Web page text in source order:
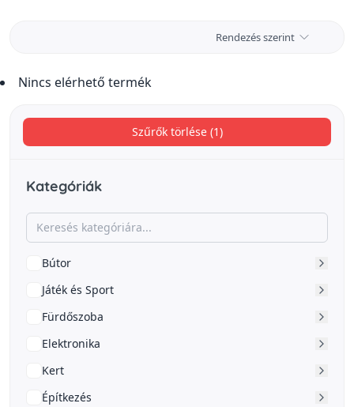
Szűrők törlése (1)
Kategóriák
Bútor
Játék és Sport
Fürdőszoba
Elektronika
Kert
Építkezés
Rendezés szerint
Nincs elérhető termék